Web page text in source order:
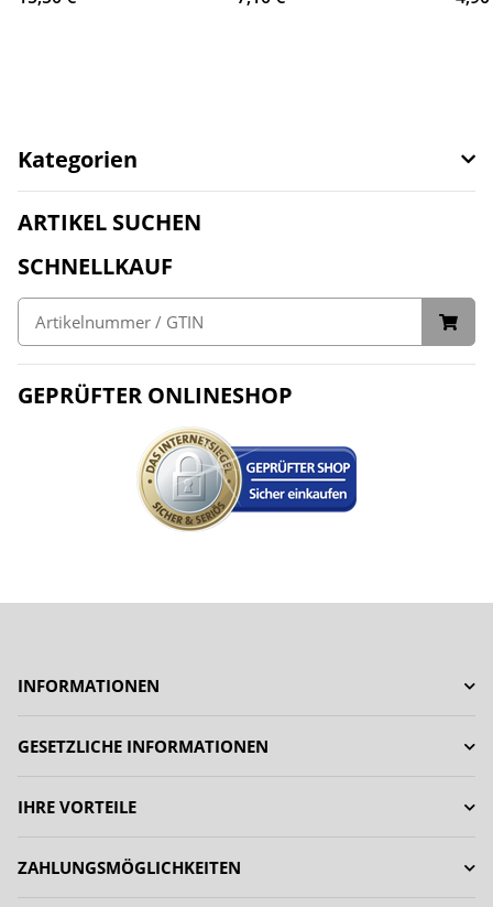
Kategorien
ARTIKEL SUCHEN
SCHNELLKAUF
GEPRÜFTER ONLINESHOP
INFORMATIONEN
GESETZLICHE INFORMATIONEN
IHRE VORTEILE
ZAHLUNGSMÖGLICHKEITEN